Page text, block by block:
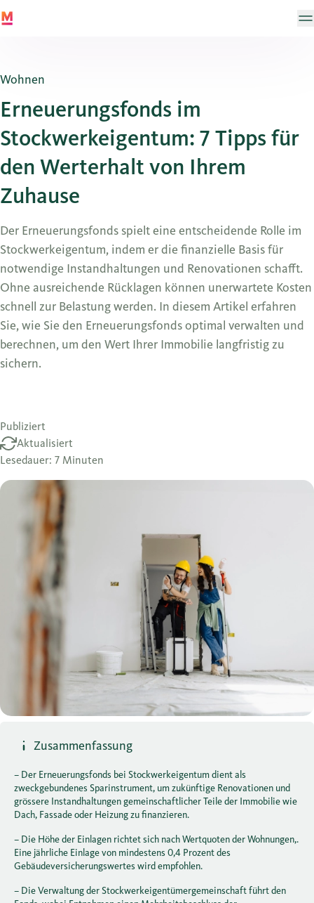
Wohnen
Erneuerungsfonds im
Stockwerkeigentum: 7 Tipps für
den Werterhalt von Ihrem
Zuhause
Der Erneuerungsfonds spielt eine entscheidende Rolle im
Stockwerkeigentum, indem er die finanzielle Basis für
notwendige Instandhaltungen und Renovationen schafft.
Ohne ausreichende Rücklagen können unerwartete Kosten
schnell zur Belastung werden. In diesem Artikel erfahren
Sie, wie Sie den Erneuerungsfonds optimal verwalten und
berechnen, um den Wert Ihrer Immobilie langfristig zu
sichern.
Publiziert
Aktualisiert
Lesedauer: 7 Minuten
Zusammenfassung
– Der Erneuerungsfonds bei Stockwerkeigentum dient als
zweckgebundenes Sparinstrument, um zukünftige Renovationen und
grössere Instandhaltungen gemeinschaftlicher Teile der Immobilie wie
Dach, Fassade oder Heizung zu finanzieren.
– Die Höhe der Einlagen richtet sich nach Wertquoten der Wohnungen,.
Eine jährliche Einlage von mindestens 0,4 Prozent des
Gebäudeversicherungswertes wird empfohlen.
– Die Verwaltung der Stockwerkeigentümergemeinschaft führt den